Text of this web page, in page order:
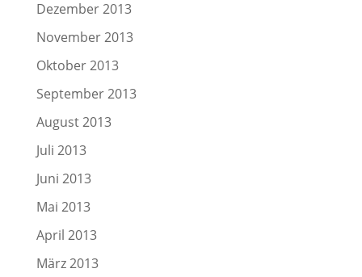
Dezember 2013
November 2013
Oktober 2013
September 2013
August 2013
Juli 2013
Juni 2013
Mai 2013
April 2013
März 2013